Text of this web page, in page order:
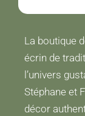
La boutique
écrin de
l’univers
Stéphane et
décor